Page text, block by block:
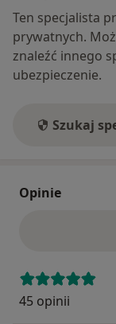
Ten specjalista
prywatnych.
znaleźć innego
ubezpieczenie.
Szukaj
Opinie
45 opinii